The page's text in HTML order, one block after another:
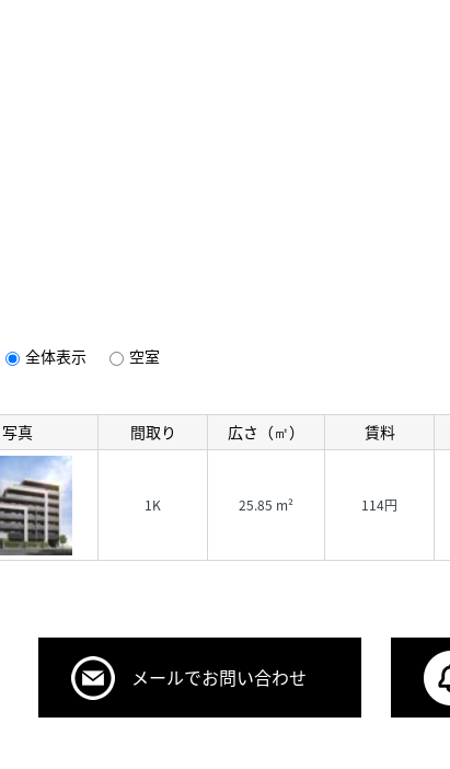
全体表示 空室
写真 間取り 広さ（㎡） 賃料
1K 25.85 m² 114円
メールでお問い合わせ